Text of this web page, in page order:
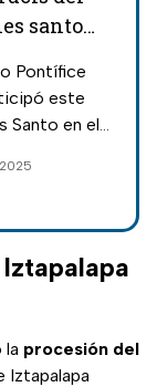
santo
sin el
Pontífice
este
Santo en el
Coliseo
de
la procesión del
Iztapalapa